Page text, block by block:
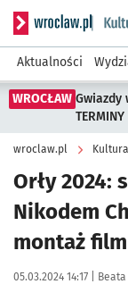
Serwis
Aktualności
WROCŁAW Gwiazdy
TERMINY
wroclaw.pl Kultura
Orły 2024:
Nikodem
montaż
Data publikacji:
05.03.2024 14:17 | Autor: